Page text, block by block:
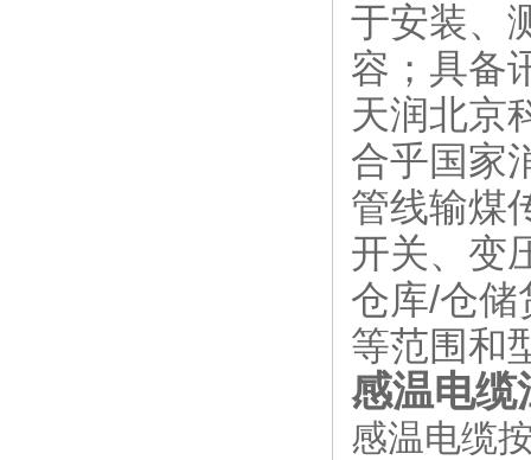
于安装、
容；具备
天润北
合乎国家
管线输煤
开关、变
仓库/仓储
等范围和
感温电缆
感温电缆